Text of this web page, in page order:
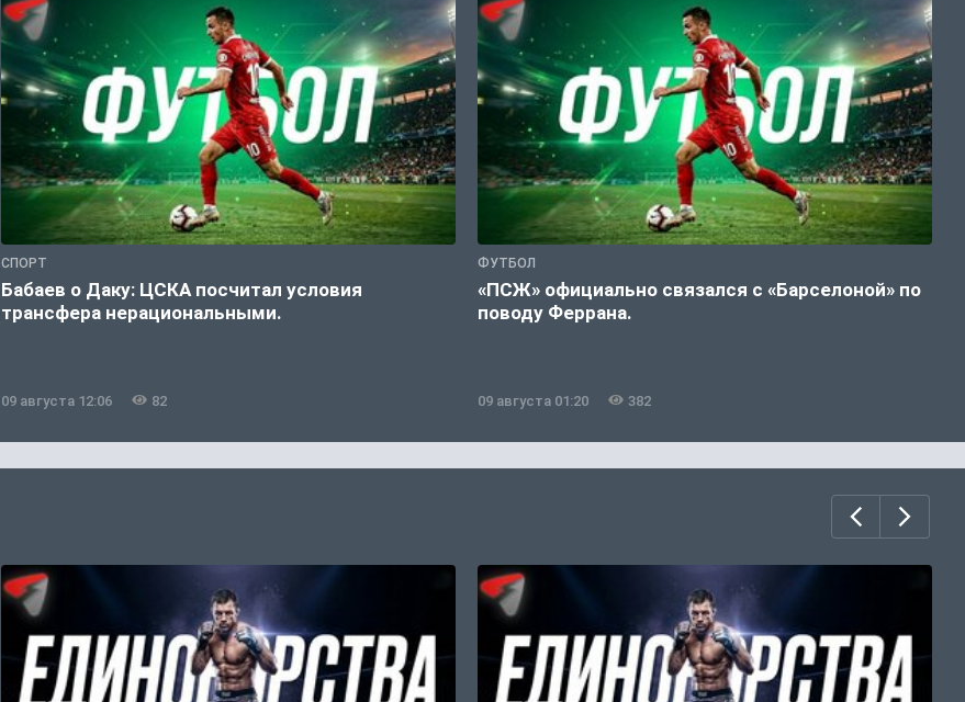
СПОРТ
Бабаев о Даку: ЦСКА посчитал условия
трансфера нерациональными.
09 августа 12:06 82
ФУТБОЛ
«ПСЖ» официально связался с «Барселоной» по
поводу Феррана.
09 августа 01:20 382